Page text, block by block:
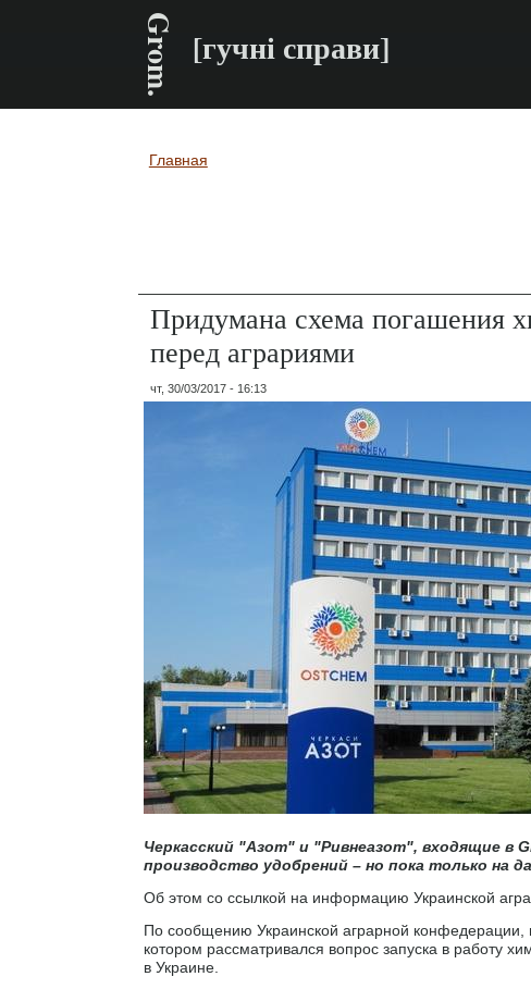
Grom. [гучні справи]
Вы здесь
Главная
Придумана схема погашения
перед аграриями
чт, 30/03/2017 - 16:13
Черкасский "Азот" и "Ривнеазот", входящие в
производство удобрений – но пока только на
Об этом со ссылкой на информацию Украинской
По сообщению Украинской аграрной конфедерации,
котором рассматривался вопрос запуска в работу
в Украине.